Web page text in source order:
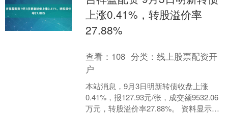
上涨0.41%，转股溢价率
27.88%
查看： 108 分类：线上股票配资开
户
本站消息，9月3日明新转债收盘上涨
0.41%，报127.93元/张，成交额9532.06
万元，转股溢价率27.88%。 资料显示，